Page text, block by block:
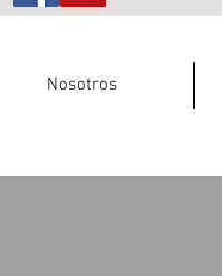
Nosotros